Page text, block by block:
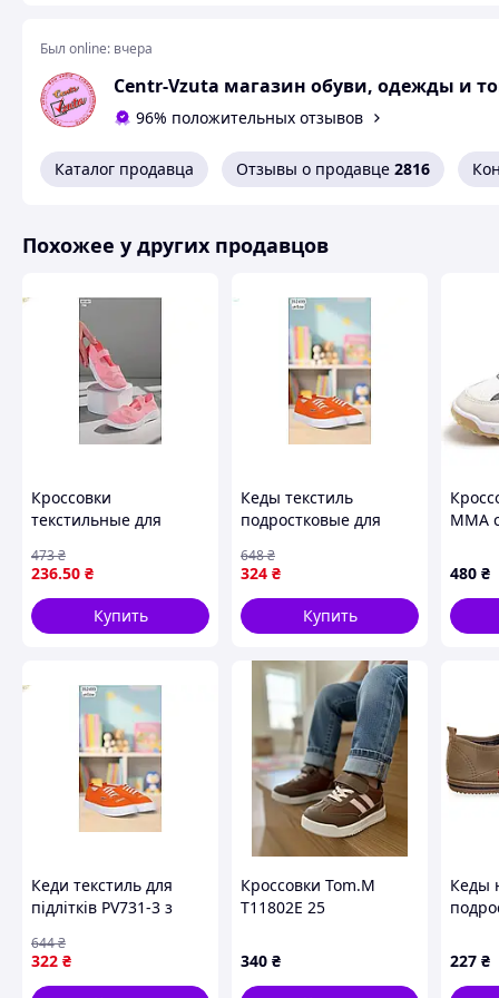
36 - 21 см
Похожие товары по характеристикам
Был online: вчера
Centr-Vzuta магазин обуви, одежды и
96% положительных отзывов
Каталог продавца Отзывы о продавце 2816
Похожее у других продавцов
Кроссовки
текстильные для
удобная обувь для
активного отдыха и
прогулок
236.50 ₴
473₴
Купить
Кеды текстиль
подростковые для
повседневной носки с
резиновой подошвой
324 ₴
648₴
Купить
MMA
480 ₴
Кеди текстиль для
підлітків PV731-3 з
для щоденного
носіння та активного
322 ₴
644₴
Кроссовки Tom.M
T11802E 25
340 ₴
Кеды
цвета
227 ₴